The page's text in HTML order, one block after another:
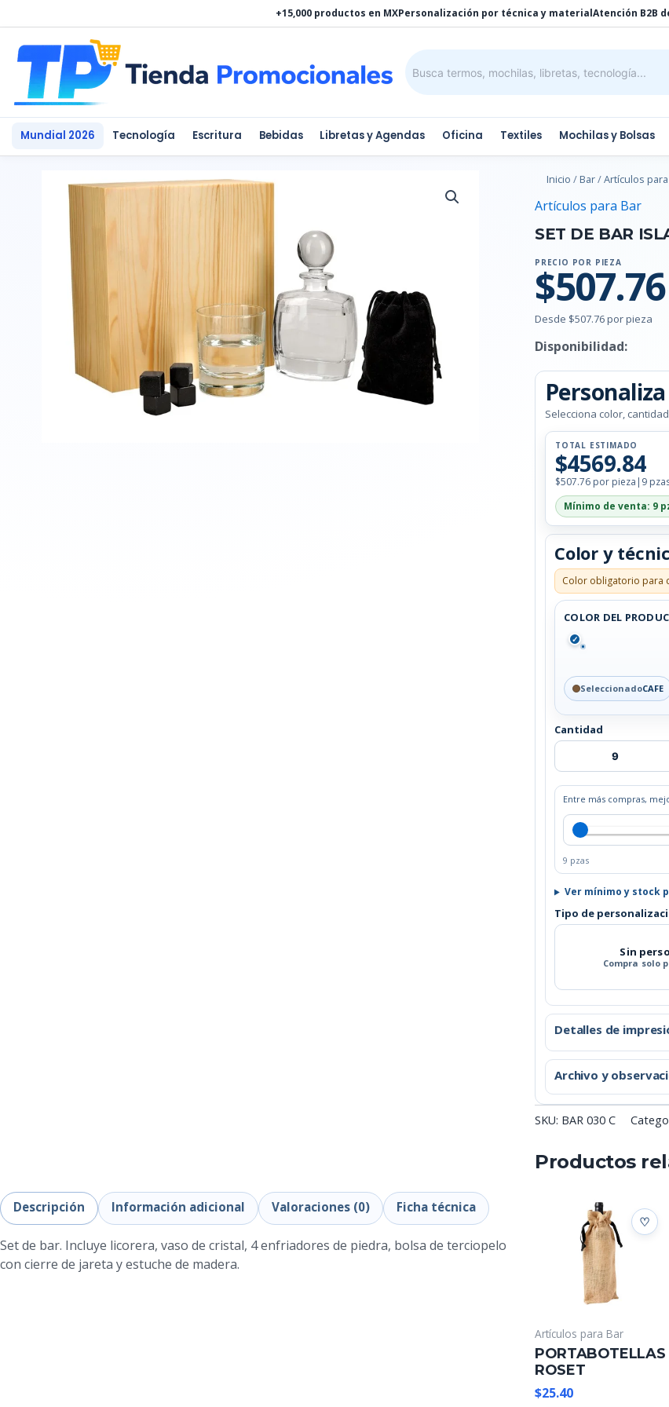
al
contenido
+15,000 productos en MXPersonalización por técnica y materialAtención B2B
Mundial 2026 Tecnología Escritura Bebidas Libretas y Agendas Oficina Textiles Mochilas y Bolsas
Inicio /Bar/Artículos
Artículos para Bar
SET DE BAR
PRECIO POR PIEZA
$507.76
Desde $507.76 por pieza
Disponibilidad:
Selecciona color,
TOTAL ESTIMADO
$4569.84
$507.76 por pieza | 9
Mínimo de venta: 9
Color y
Color obligatorio para
COLOR DEL
✓
SeleccionadoCAFE
Cantidad
Entre más compras,
9 pzas
Ver mínimo y stock
Tipo de
Sin
Compra solo
Detalles de
Archivo y
SKU: BAR 030 C
Descripción Información adicional Valoraciones (0) Ficha técnica
Set de bar. Incluye licorera, vaso de cristal, 4 enfriadores de piedra, bolsa de terciopelo
con cierre de jareta y estuche de madera.
Productos
Artículos para Bar
PORTABOTELLAS
ROSET
$25.40